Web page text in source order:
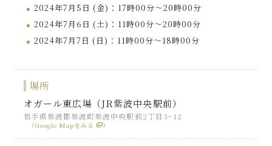
2024年7月5日 (金)：17時00分～20時00分
2024年7月6日 (土)：11時00分～20時00分
2024年7月7日 (日)：11時00分～18時00分
場所
オガール東広場（JR紫波中央駅前）
岩手県紫波郡紫波町紫波中央駅前2丁目3−12
（Google Mapをみる ）